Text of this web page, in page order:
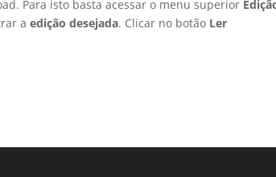
Para isto basta acessar o menu superior
aedição desejada. Clicar no botão Ler